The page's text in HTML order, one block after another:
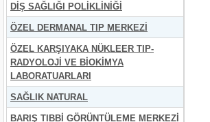
DİŞ SAĞLIĞI POLİKLİNİĞİ
ÖZEL DERMANAL TIP MERKEZİ
ÖZEL KARŞIYAKA NÜKLEER TIP-
RADYOLOJİ VE BİOKİMYA
LABORATUARLARI
SAĞLIK NATURAL
BARIŞ TIBBİ GÖRÜNTÜLEME MERKEZİ